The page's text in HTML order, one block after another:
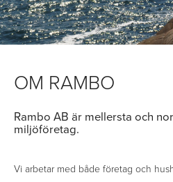
OM RAMBO
Rambo AB är mellersta och
miljöföretag.
Vi arbetar med både företag och